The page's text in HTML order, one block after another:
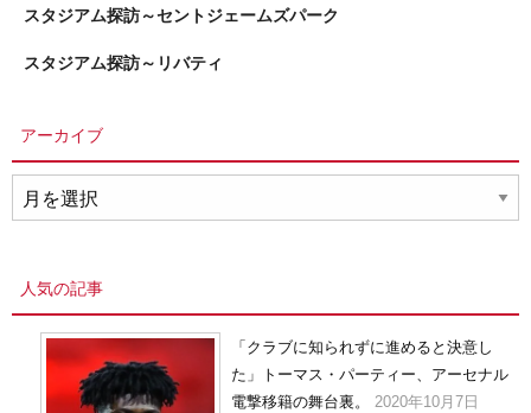
スタジアム探訪～セントジェームズパーク
スタジアム探訪～リバティ
アーカイブ
ー
人気の記事
「クラブに知られずに進めると決意し
た」トーマス・パーティー、アーセナル
電撃移籍の舞台裏。
2020年10月7日